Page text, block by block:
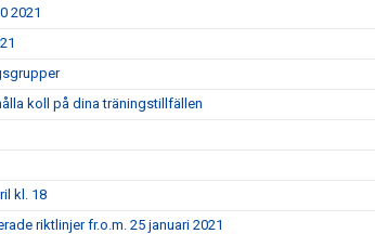
2021
koll på dina träningstillfällen
kl. 18
riktlinjer fr.o.m. 25 januari 2021